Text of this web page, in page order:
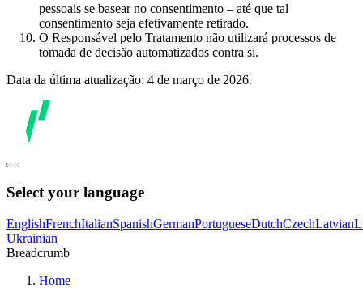
pessoais se basear no consentimento – até que tal
consentimento seja efetivamente retirado.
O Responsável pelo Tratamento não utilizará processos de
tomada de decisão automatizados contra si.
Data da última atualização: 4 de março de 2026.
Select your language
EnglishFrenchItalianSpanishGermanPortugueseDutchCzechLatvian
Ukrainian
Breadcrumb
Home